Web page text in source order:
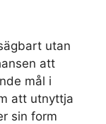
utan
att
mål i
att utnyttja
sin form